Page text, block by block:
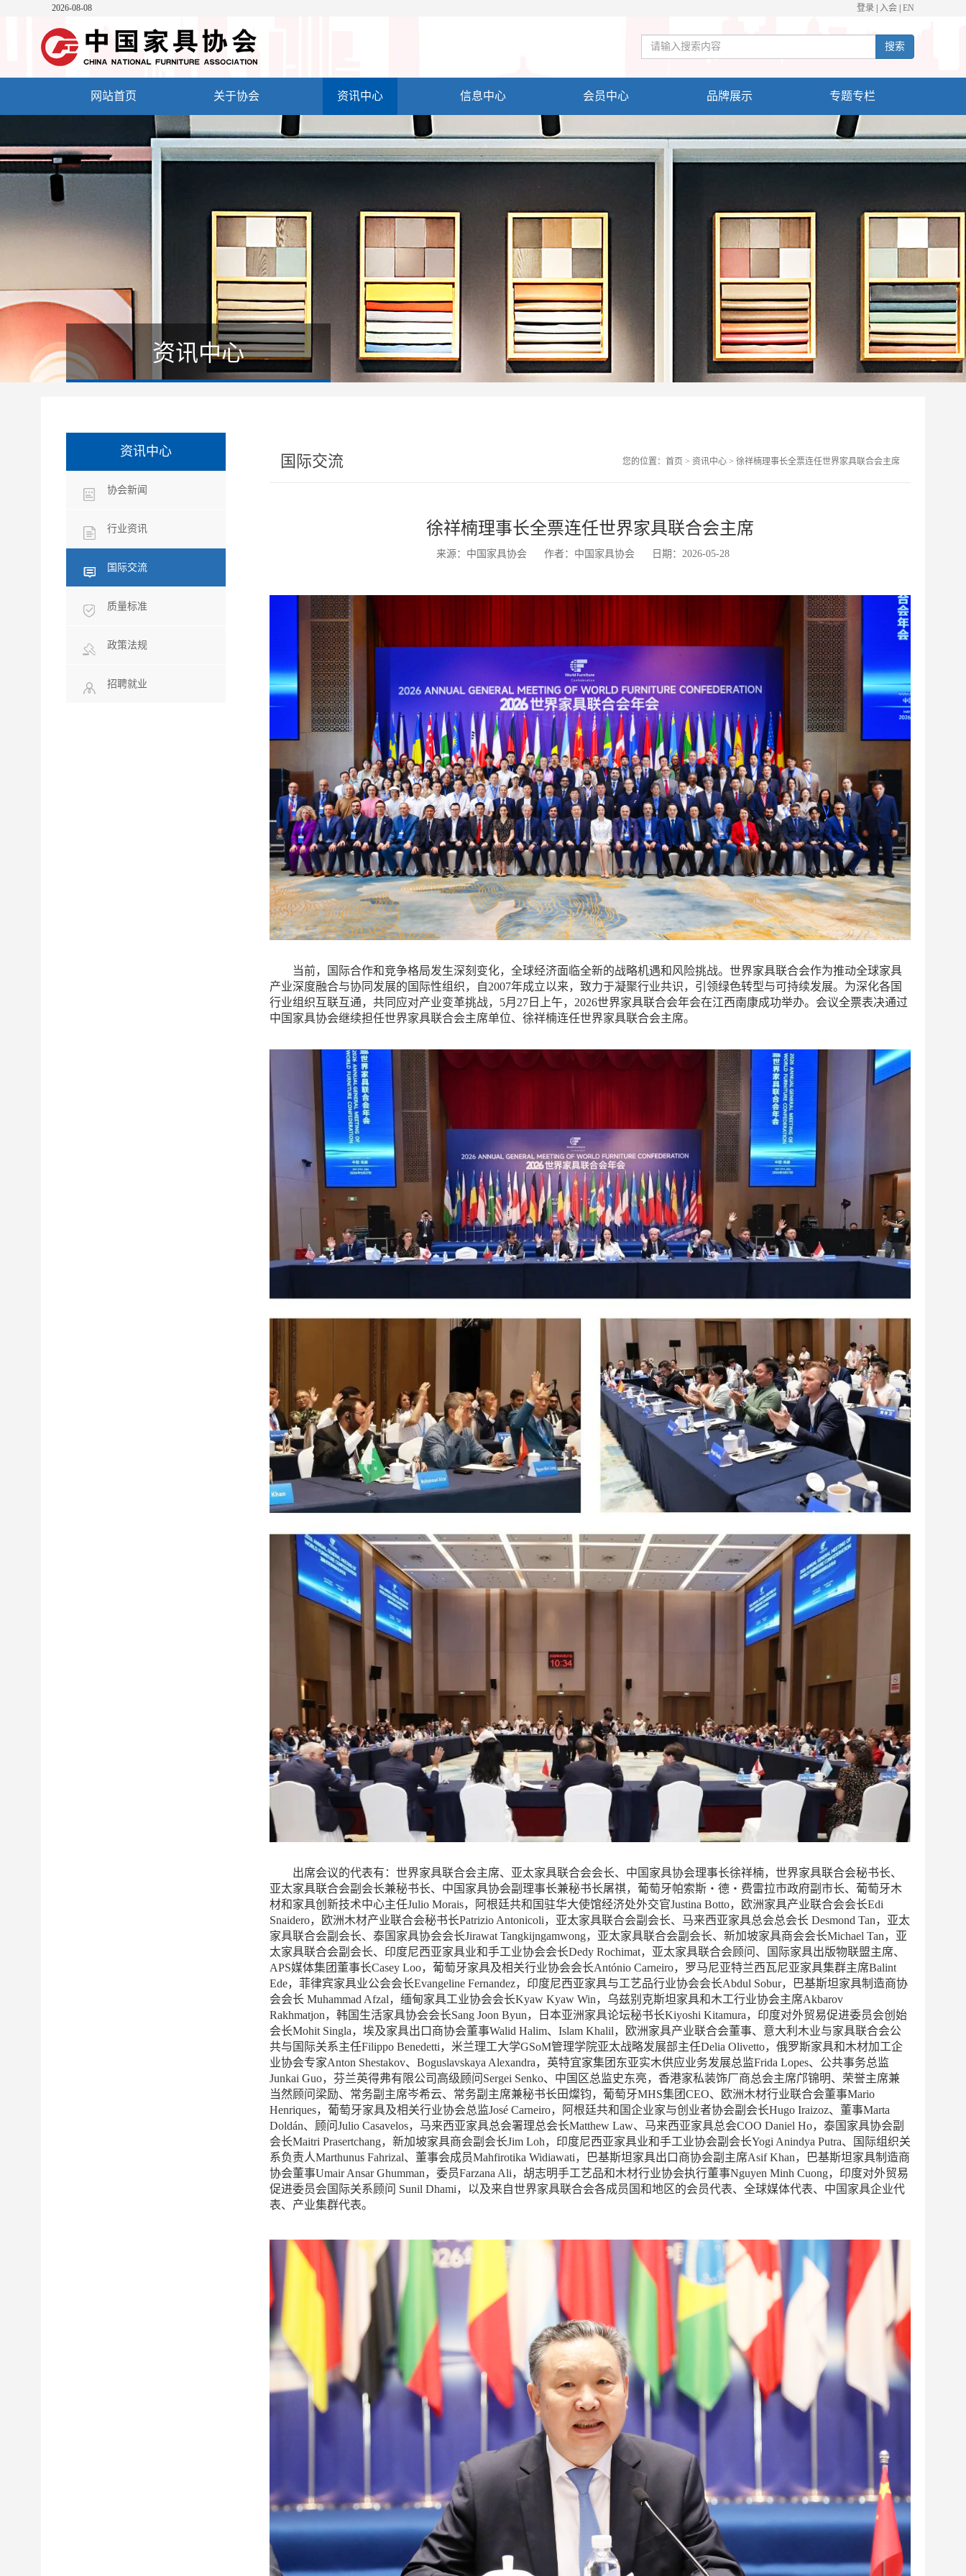
2026-08-08 登录 入会 EN
搜索
网站首页 关于协会 资讯中心 信息中心 会员中心 品牌展示 专题专栏
资讯中心
资讯中心
协会新闻
行业资讯
国际交流
质量标准
政策法规
招聘就业
国际交流 您的位置： 首页 > 资讯中心> 徐祥楠理事长全票连任世界家具联合会主席
徐祥楠理事长全票连任世界家具联合会主席
来源：中国家具协会 作者：中国家具协会 日期：2026-05-28
当前，国际合作和竞争格局发生深刻变化，全球经济面临全新的战略机遇和风险挑战。世界家具联合会作为推动全球家具
产业深度融合与协同发展的国际性组织，自2007年成立以来，致力于凝聚行业共识，引领绿色转型与可持续发展。为深化各国
行业组织互联互通，共同应对产业变革挑战，5月27日上午，2026世界家具联合会年会在江西南康成功举办。会议全票表决通过
中国家具协会继续担任世界家具联合会主席单位、徐祥楠连任世界家具联合会主席。
出席会议的代表有：世界家具联合会主席、亚太家具联合会会长、中国家具协会理事长徐祥楠，世界家具联合会秘书长、
亚太家具联合会副会长兼秘书长、中国家具协会副理事长兼秘书长屠祺，葡萄牙帕索斯・德・费雷拉市政府副市长、葡萄牙木
材和家具创新技术中心主任Julio Morais，阿根廷共和国驻华大使馆经济处外交官Justina Botto，欧洲家具产业联合会会长Edi
Snaidero，欧洲木材产业联合会秘书长Patrizio Antonicoli，亚太家具联合会副会长、马来西亚家具总会总会长 Desmond Tan，亚太
家具联合会副会长、泰国家具协会会长Jirawat Tangkijngamwong，亚太家具联合会副会长、新加坡家具商会会长Michael Tan，亚
太家具联合会副会长、印度尼西亚家具业和手工业协会会长Dedy Rochimat，亚太家具联合会顾问、国际家具出版物联盟主席、
APS媒体集团董事长Casey Loo，葡萄牙家具及相关行业协会会长António Carneiro，罗马尼亚特兰西瓦尼亚家具集群主席Balint
Ede，菲律宾家具业公会会长Evangeline Fernandez，印度尼西亚家具与工艺品行业协会会长Abdul Sobur，巴基斯坦家具制造商协
会会长 Muhammad Afzal，缅甸家具工业协会会长Kyaw Kyaw Win，乌兹别克斯坦家具和木工行业协会主席Akbarov
Rakhmatjon，韩国生活家具协会会长Sang Joon Byun，日本亚洲家具论坛秘书长Kiyoshi Kitamura，印度对外贸易促进委员会创始
会长Mohit Singla，埃及家具出口商协会董事Walid Halim、Islam Khalil，欧洲家具产业联合会董事、意大利木业与家具联合会公
共与国际关系主任Filippo Benedetti，米兰理工大学GSoM管理学院亚太战略发展部主任Delia Olivetto，俄罗斯家具和木材加工企
业协会专家Anton Shestakov、Boguslavskaya Alexandra，英特宜家集团东亚实木供应业务发展总监Frida Lopes、公共事务总监
Junkai Guo，芬兰英得弗有限公司高级顾问Sergei Senko、中国区总监史东亮，香港家私装饰厂商总会主席邝锦明、荣誉主席兼
当然顾问梁励、常务副主席岑希云、常务副主席兼秘书长田燦钧，葡萄牙MHS集团CEO、欧洲木材行业联合会董事Mario
Henriques，葡萄牙家具及相关行业协会总监José Carneiro，阿根廷共和国企业家与创业者协会副会长Hugo Iraizoz、董事Marta
Doldán、顾问Julio Casavelos，马来西亚家具总会署理总会长Matthew Law、马来西亚家具总会COO Daniel Ho，泰国家具协会副
会长Maitri Prasertchang，新加坡家具商会副会长Jim Loh，印度尼西亚家具业和手工业协会副会长Yogi Anindya Putra、国际组织关
系负责人Marthunus Fahrizal、董事会成员Mahfirotika Widiawati，巴基斯坦家具出口商协会副主席Asif Khan，巴基斯坦家具制造商
协会董事Umair Ansar Ghumman，委员Farzana Ali，胡志明手工艺品和木材行业协会执行董事Nguyen Minh Cuong，印度对外贸易
促进委员会国际关系顾问 Sunil Dhami，以及来自世界家具联合会各成员国和地区的会员代表、全球媒体代表、中国家具企业代
表、产业集群代表。